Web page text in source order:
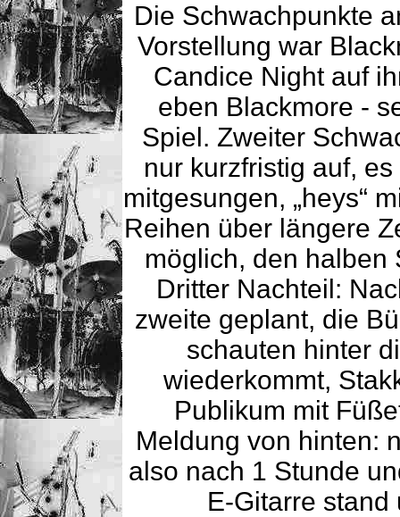
Die Schwachpunkte
Vorstellung war
Candice Night auf
eben Blackmore -
Spiel. Zweiter
nur kurzfristig auf,
mitgesungen, „heys“
Reihen über längere
möglich, den halben
Dritter Nachteil:
zweite geplant, die
schauten hinter
wiederkommt,
Publikum mit
Meldung von hinten:
also nach 1 Stunde
E-Gitarre